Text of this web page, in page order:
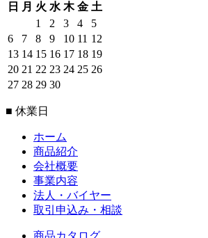
日
月 火 水 木 金 土
1
2 3 4
5
6
7 8 9 10 11 12
13 14 15 16 17 18 19
20 21 22 23 24 25 26
27 28 29 30
■ 休業日
ホーム
商品紹介
会社概要
事業内容
法人・バイヤー
取引申込み・相談